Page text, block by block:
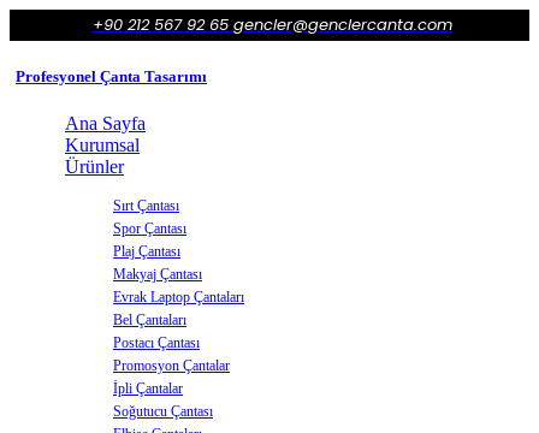
+90 212 567 92 65 gencler@genclercanta.com
Profesyonel Çanta Tasarımı
Ana Sayfa
Kurumsal
Ürünler
Sırt Çantası
Spor Çantası
Plaj Çantası
Makyaj Çantası
Evrak Laptop Çantaları
Bel Çantaları
Postacı Çantası
Promosyon Çantalar
İpli Çantalar
Soğutucu Çantası